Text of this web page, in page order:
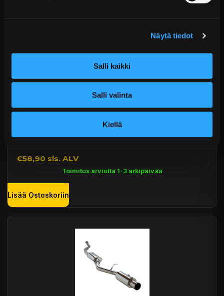
Näytä tiedot
Salli kaikki
Salli valinta
Kiellä
€58,90 sis. ALV
Toimitus arviolta 1-3 arkipäivää
Lisää Ostoskoriin